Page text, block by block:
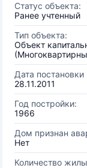
Статус объекта:
Ранее учтенный
Тип объекта:
Объект
Дата постановки
28.11.2011
Год постройки:
1966
Дом признан
Нет
Количество